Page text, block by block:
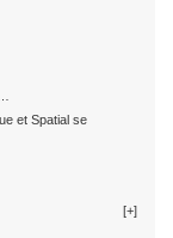
et Spatial se
[+]